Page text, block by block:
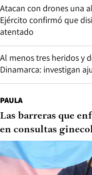
Atacan con drones una
Ejército confirmó que
atentado
Al menos tres heridos y
Dinamarca: investigan
PAULA
Las barreras que
en consultas